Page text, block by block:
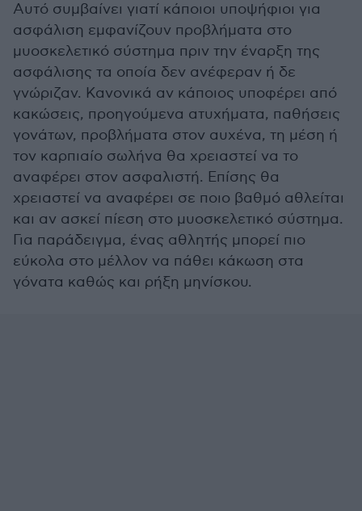
Αυτό συμβαίνει γιατί κάποιοι υποψήφιοι για
ασφάλιση εμφανίζουν προβλήματα στο
μυοσκελετικό σύστημα πριν την έναρξη της
ασφάλισης τα οποία δεν ανέφεραν ή δε
γνώριζαν. Κανονικά αν κάποιος υποφέρει από
κακώσεις, προηγούμενα ατυχήματα, παθήσεις
γονάτων, προβλήματα στον αυχένα, τη μέση ή
τον καρπιαίο σωλήνα θα χρειαστεί να το
αναφέρει στον ασφαλιστή. Επίσης θα
χρειαστεί να αναφέρει σε ποιο βαθμό αθλείται
και αν ασκεί πίεση στο μυοσκελετικό σύστημα.
Για παράδειγμα, ένας αθλητής μπορεί πιο
εύκολα στο μέλλον να πάθει κάκωση στα
γόνατα καθώς και ρήξη μηνίσκου.